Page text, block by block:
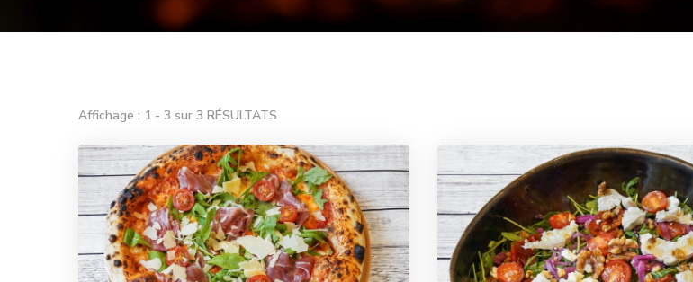
Affichage : 1 - 3 sur 3 RÉSULTATS